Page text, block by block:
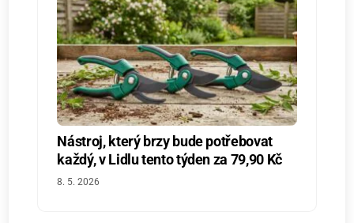
Nástroj, který brzy bude potřebovat
každý, v Lidlu tento týden za 79,90 Kč
8. 5. 2026